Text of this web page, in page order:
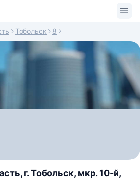
Тобольск 8
г. Тобольск, мкр. 10-й,